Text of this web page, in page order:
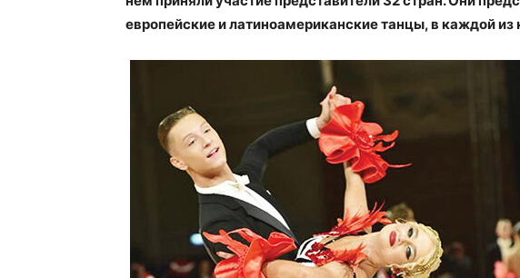
европейские и латиноамериканские танцы, в каждой из